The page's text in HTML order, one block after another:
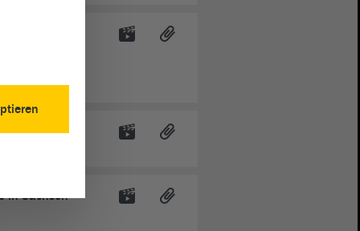
des Landes
in Sachsen-